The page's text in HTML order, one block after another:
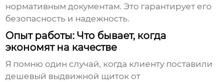
нормативным документам. Это гарантирует его
безопасность и надежность.
Опыт работы: Что бывает, когда
экономят на качестве
Я помню один случай, когда клиенту поставили
дешевый выдвижной щиток от